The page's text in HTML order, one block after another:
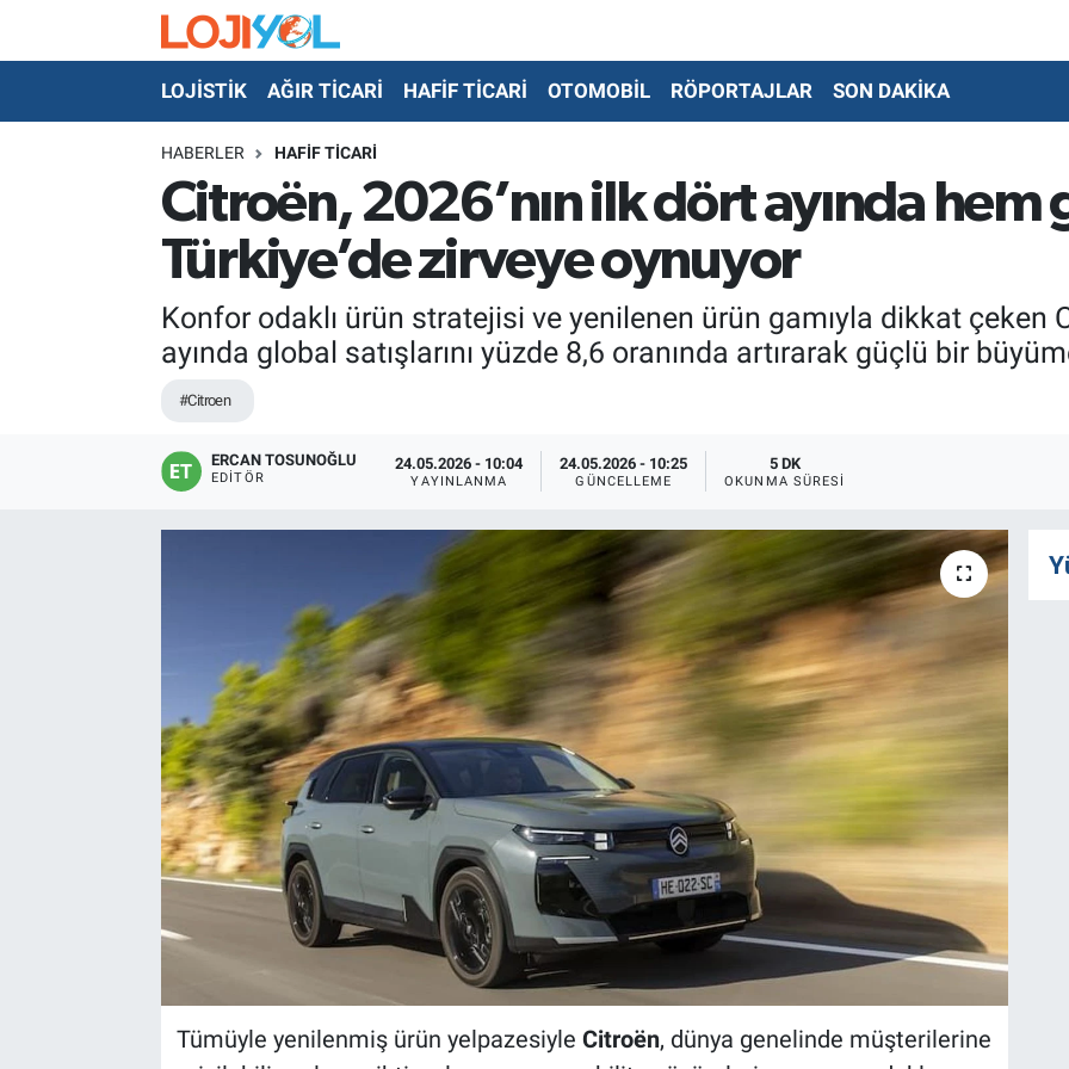
LOJİSTİK AĞIR TİCARİ HAFİF TİCARİ OTOMOBİL RÖPORTAJLAR SON DAKİKA
HABERLER HAFİF TİCARİ
Citroën, 2026’nın ilk dört ayında
Türkiye’de zirveye oynuyor
Konfor odaklı ürün stratejisi ve yenilenen ürün gamıyla dikkat çeken
ayında global satışlarını yüzde 8,6 oranında artırarak güçlü bir
#Citroen
ERCAN TOSUNOĞLU
EDITÖR
24.05.2026 - 10:04
YAYINLANMA
24.05.2026 - 10:25
GÜNCELLEME
5 DK
OKUNMA SÜRESI
Tümüyle yenilenmiş ürün yelpazesiyle Citroën, dünya genelinde müşterilerine
OTO-TEST